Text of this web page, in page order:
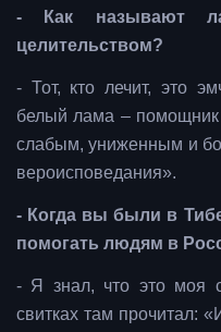
- Как называют
целительством?
- Тот, кто лечит, это
белый лама –
слабым, униженным и
вероисповедания».
- Когда вы были в
помогать людям в
- Я знал, что это моя
свитках там прочитал: